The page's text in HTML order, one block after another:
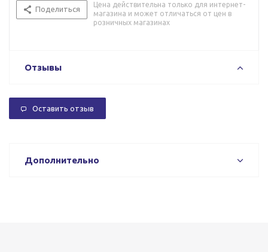
Поделиться
Цена действительна только для интернет-
магазина и может отличаться от цен в
розничных магазинах
Отзывы
Оставить отзыв
Дополнительно